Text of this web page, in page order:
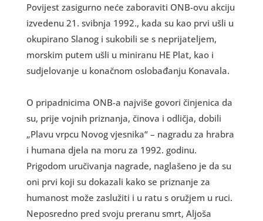
Povijest zasigurno neće zaboraviti ONB-ovu akciju
izvedenu 21. svibnja 1992., kada su kao prvi ušli u
okupirano Slanog i sukobili se s neprijateljem,
morskim putem ušli u miniranu HE Plat, kao i
sudjelovanje u konačnom oslobađanju Konavala.
O pripadnicima ONB-a najviše govori činjenica da
su, prije vojnih priznanja, činova i odličja, dobili
„Plavu vrpcu Novog vjesnika“ – nagradu za hrabra
i humana djela na moru za 1992. godinu.
Prigodom uručivanja nagrade, naglašeno je da su
oni prvi koji su dokazali kako se priznanje za
humanost može zaslužiti i u ratu s oružjem u ruci.
Neposredno pred svoju preranu smrt, Aljoša